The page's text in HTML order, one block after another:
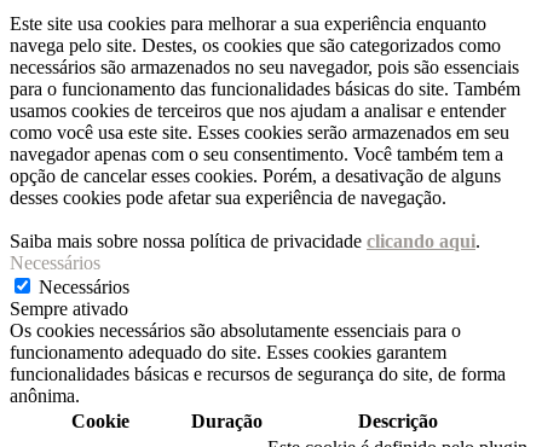
Este site usa cookies para melhorar a sua experiência enquanto
navega pelo site. Destes, os cookies que são categorizados como
necessários são armazenados no seu navegador, pois são essenciais
para o funcionamento das funcionalidades básicas do site. Também
usamos cookies de terceiros que nos ajudam a analisar e entender
como você usa este site. Esses cookies serão armazenados em seu
navegador apenas com o seu consentimento. Você também tem a
opção de cancelar esses cookies. Porém, a desativação de alguns
desses cookies pode afetar sua experiência de navegação.
Saiba mais sobre nossa política de privacidade clicando aqui.
Necessários
Necessários
Sempre ativado
Os cookies necessários são absolutamente essenciais para o
funcionamento adequado do site. Esses cookies garantem
funcionalidades básicas e recursos de segurança do site, de forma
anônima.
Cookie
Duração Descrição